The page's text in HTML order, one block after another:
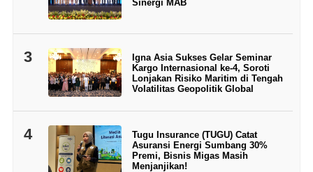
Sinergi MAB
3
Igna Asia Sukses Gelar Seminar
Kargo Internasional ke-4, Soroti
Lonjakan Risiko Maritim di Tengah
Volatilitas Geopolitik Global
4
Tugu Insurance (TUGU) Catat
Asuransi Energi Sumbang 30%
Premi, Bisnis Migas Masih
Menjanjikan!